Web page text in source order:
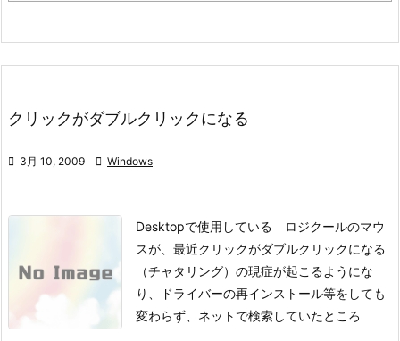
クリックがダブルクリックになる
 3月 10, 2009  Windows
Desktopで使用している ロジクールのマウ
スが、 最近クリックがダブルクリックになる
（チャタリング）の現症が起こるようにな
り、
ドライバーの再インストール等をしても
変わらず、ネットで検索していたところ